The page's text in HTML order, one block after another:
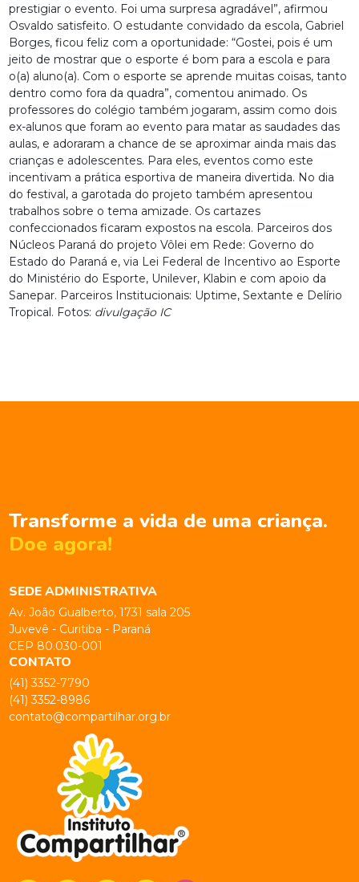
prestigiar o evento. Foi uma surpresa agradável”, afirmou
Osvaldo satisfeito. O estudante convidado da escola, Gabriel
Borges, ficou feliz com a oportunidade: “Gostei, pois é um
jeito de mostrar que o esporte é bom para a escola e para
o(a) aluno(a). Com o esporte se aprende muitas coisas, tanto
dentro como fora da quadra”, comentou animado. Os
professores do colégio também jogaram, assim como dois
ex-alunos que foram ao evento para matar as saudades das
aulas, e adoraram a chance de se aproximar ainda mais das
crianças e adolescentes. Para eles, eventos como este
incentivam a prática esportiva de maneira divertida. No dia
do festival, a garotada do projeto também apresentou
trabalhos sobre o tema amizade. Os cartazes
confeccionados ficaram expostos na escola. Parceiros dos
Núcleos Paraná do projeto Vôlei em Rede: Governo do
Estado do Paraná e, via Lei Federal de Incentivo ao Esporte
do Ministério do Esporte, Unilever, Klabin e com apoio da
Sanepar. Parceiros Institucionais: Uptime, Sextante e Delírio
Tropical. Fotos: divulgação IC
Transforme a vida de uma criança.
Doe agora!
SEDE ADMINISTRATIVA
Av. João Gualberto, 1731 sala 205
Juvevê - Curitiba - Paraná
CEP 80.030-001
CONTATO
(41) 3352-7790
(41) 3352-8986
contato@compartilhar.org.br